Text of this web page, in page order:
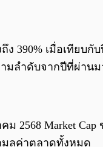
390% เมื่อเทียบ
มลำดับจากปีที่ผ่านม
2568 Market
มูลค่าตลาดทั้งหมด